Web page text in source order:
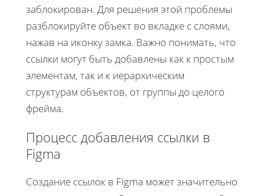
заблокирован. Для решения этой проблемы
разблокируйте объект во вкладке с слоями,
нажав на иконку замка. Важно понимать, что
ссылки могут быть добавлены как к простым
элементам, так и к иерархическим
структурам объектов, от группы до целого
фрейма.
Процесс добавления ссылки в
Figma
Создание ссылок в Figma может значительно